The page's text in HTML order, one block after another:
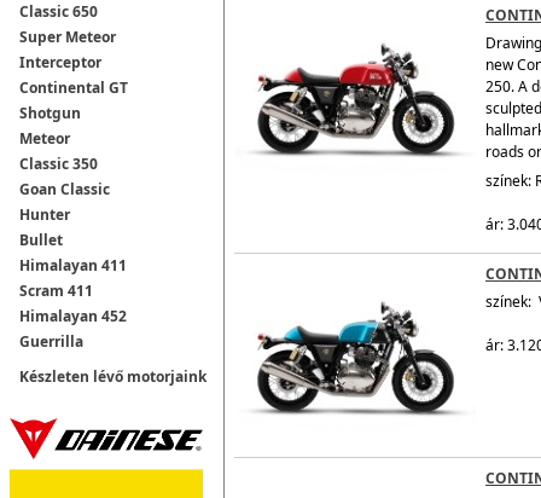
Classic 650
Super Meteor
Interceptor
Continental GT
Shotgun
Meteor
Classic 350
Goan Classic
Hunter
Bullet
Himalayan 411
Scram 411
Himalayan 452
Guerrilla
Készleten lévő motorjaink
new
250. A
roads
színek:
ár:
színek:
ár: